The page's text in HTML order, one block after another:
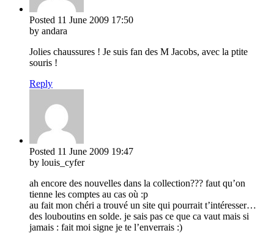
Posted 11 June 2009 17:50
by andara
Jolies chaussures ! Je suis fan des M Jacobs, avec la ptite
souris !
Reply
Posted 11 June 2009 19:47
by louis_cyfer
ah encore des nouvelles dans la collection??? faut qu’on
tienne les comptes au cas où :p
au fait mon chéri a trouvé un site qui pourrait t’intéresser…
des louboutins en solde. je sais pas ce que ca vaut mais si
jamais : fait moi signe je te l’enverrais :)